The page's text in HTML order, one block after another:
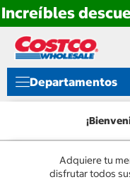
Increíbles
directo
contenido
directo
menú
navegación
Departamentos
Adquiere tu
disfrutar todos